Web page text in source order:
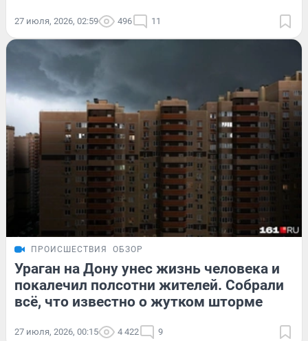
27 июля, 2026, 02:59 496 11
ПРОИСШЕСТВИЯ ОБЗОР
Ураган на Дону унес жизнь человека и
покалечил полсотни жителей. Собрали
всё, что известно о жутком шторме
27 июля, 2026, 00:15 4 422 9